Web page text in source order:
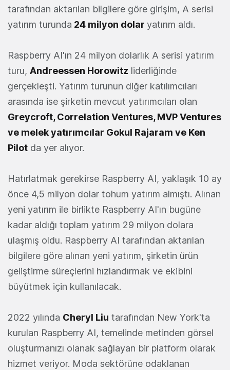
tarafından aktarılan bilgilere göre girişim, A serisi
yatırım turunda 24 milyon dolar yatırım aldı.
Raspberry AI'ın 24 milyon dolarlık A serisi yatırım
turu, Andreessen Horowitz liderliğinde
gerçekleşti. Yatırım turunun diğer katılımcıları
arasında ise şirketin mevcut yatırımcıları olan
Greycroft, Correlation Ventures, MVP Ventures
ve melek yatırımcılar Gokul Rajaram ve Ken
Pilot da yer alıyor.
Hatırlatmak gerekirse Raspberry AI, yaklaşık 10 ay
önce 4,5 milyon dolar tohum yatırım almıştı. Alınan
yeni yatırım ile birlikte Raspberry AI'ın bugüne
kadar aldığı toplam yatırım 29 milyon dolara
ulaşmış oldu. Raspberry AI tarafından aktarılan
bilgilere göre alınan yeni yatırım, şirketin ürün
geliştirme süreçlerini hızlandırmak ve ekibini
büyütmek için kullanılacak.
2022 yılında Cheryl Liu tarafından New York'ta
kurulan Raspberry AI, temelinde metinden görsel
oluşturmanızı olanak sağlayan bir platform olarak
hizmet veriyor. Moda sektörüne odaklanan